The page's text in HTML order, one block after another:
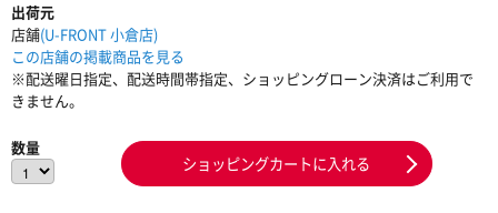
出荷元
店舗(U-FRONT 小倉店)
この店舗の掲載商品を見る
※配送曜日指定、配送時間帯指定、ショッピングローン決済はご利用で
きません。
数量
ショッピングカートに入れる